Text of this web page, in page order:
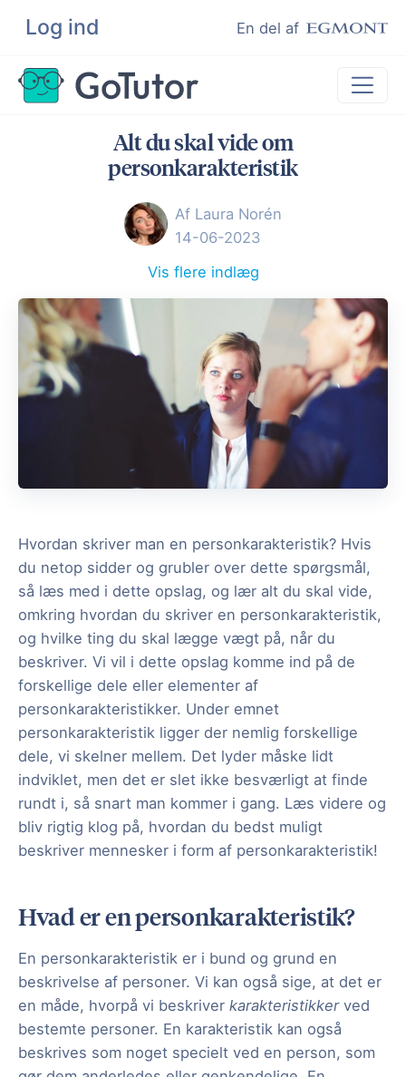
Log ind En del af
Søg
Hjælp til ordblinde
Kundeudtalelser
Alt du skal vide om
personkarakteristik
Af Laura Norén
14-06-2023
Vis flere indlæg
Hvordan skriver man en personkarakteristik? Hvis
du netop sidder og grubler over dette spørgsmål,
så læs med i dette opslag, og lær alt du skal vide,
omkring hvordan du skriver en personkarakteristik,
og hvilke ting du skal lægge vægt på, når du
beskriver. Vi vil i dette opslag komme ind på de
forskellige dele eller elementer af
personkarakteristikker. Under emnet
personkarakteristik ligger der nemlig forskellige
dele, vi skelner mellem. Det lyder måske lidt
indviklet, men det er slet ikke besværligt at finde
rundt i, så snart man kommer i gang. Læs videre og
bliv rigtig klog på, hvordan du bedst muligt
beskriver mennesker i form af personkarakteristik!
Hvad er en personkarakteristik?
En personkarakteristik er i bund og grund en
beskrivelse af personer. Vi kan også sige, at det er
en måde, hvorpå vi beskriver karakteristikker ved
bestemte personer. En karakteristik kan også
beskrives som noget specielt ved en person, som